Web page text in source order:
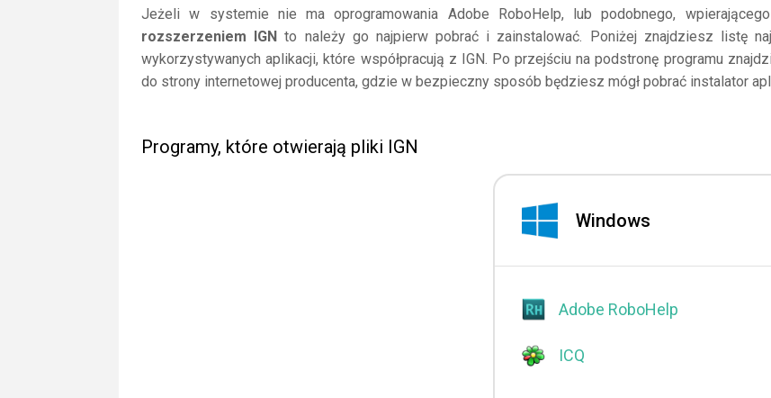
Jeżeli w systemie nie ma oprogramowania Adobe RoboHelp, lub podobnego, wpierającego
rozszerzeniem IGN to należy go najpierw pobrać i zainstalować. Poniżej znajdziesz listę
wykorzystywanych aplikacji, które współpracują z IGN. Po przejściu na podstronę programu
do strony internetowej producenta, gdzie w bezpieczny sposób będziesz mógł pobrać instalator
Programy, które otwierają pliki IGN
Windows
Adobe RoboHelp
ICQ